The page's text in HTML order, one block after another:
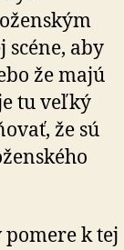
aby
že majú
tu veľký
že sú
k tej